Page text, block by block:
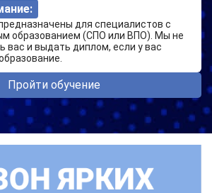
для специалистов с
образованием (СПО или ВПО). Мы не
вас и выдать диплом, если у вас
Пройти обучение